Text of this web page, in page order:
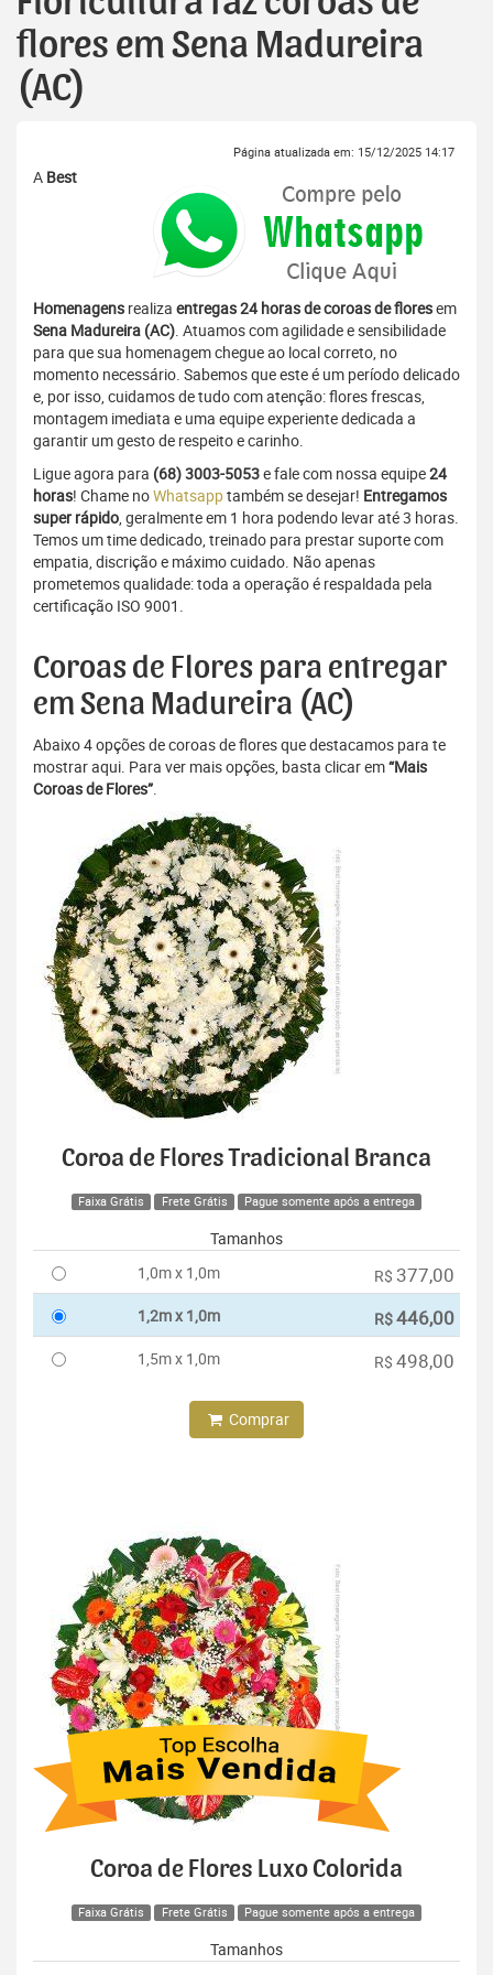
flores em Sena Madureira
(AC)
Página atualizada em: 15/12/2025 14:17
A Best
Homenagens realiza entregas 24 horas de coroas de floresem
Sena Madureira (AC). Atuamos com agilidade e sensibilidade
para que sua homenagem chegue ao local correto, no
momento necessário. Sabemos que este é um período delicado
e, por isso, cuidamos de tudo com atenção: flores frescas,
montagem imediata e uma equipe experiente dedicada a
garantir um gesto de respeito e carinho.
Ligue agora para (68) 3003-5053e fale com nossa equipe24
horas! Chame noWhatsapptambém se desejar! Entregamos
super rápido, geralmente em 1 hora podendo levar até 3 horas.
Temos um time dedicado, treinado para prestar suporte com
empatia, discrição e máximo cuidado. Não apenas
prometemos qualidade: toda a operação é respaldada pela
certificação ISO 9001.
Coroas de Flores para entregar
em Sena Madureira (AC)
Abaixo 4 opções de coroas de flores que destacamos para te
mostrar aqui. Para ver mais opções, basta clicar em“Mais
Coroas de Flores”.
Coroa de Flores Tradicional Branca
Faixa Grátis Frete Grátis Pague somente após a entrega
Tamanhos
1,0m x 1,0m
R$ 377,00
1,2m x 1,0m R$446,00
1,5m x 1,0m R$ 498,00
Comprar
Coroa de Flores Luxo Colorida
Faixa Grátis Frete Grátis Pague somente após a entrega
Tamanhos